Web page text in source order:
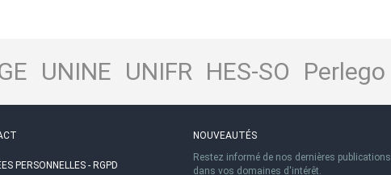
UNINE UNIFR HES-SO Perlego
PERSONNELLES - RGPD
NOUVEAUTÉS
Restez informé de nos dernières publications
dans vos domaines d'intérêt.